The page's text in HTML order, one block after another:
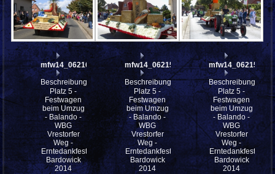
mfw14_062160
Beschreibung:
Platz 5 -
Festwagen
beim Umzug
- Balando -
WBG
Vrestorfer
Weg -
Erntedankfestes
Bardowick
2014
mfw14_062159
Beschreibung:
Platz 5 -
Festwagen
beim Umzug
- Balando -
WBG
Vrestorfer
Weg -
Erntedankfestes
Bardowick
2014
mfw14_062158
Beschreibung:
Platz 5 -
Festwagen
beim Umzug
- Balando -
WBG
Vrestorfer
Weg -
Erntedankfestes
Bardowick
2014